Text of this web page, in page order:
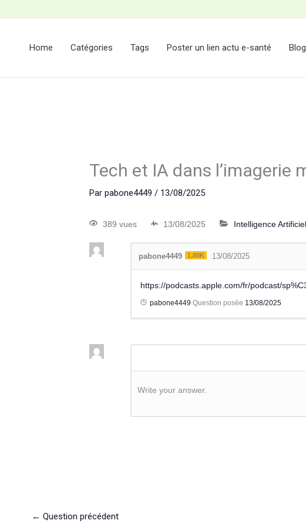
Home Catégories Tags Poster un lien actu e-santé Blog
Tech et IA dans l’imagerie
Parpabone4449/ 13/08/2025
389 vues 13/08/2025 Intelligence
pabone4449 1.80K 13/08/2025
https://podcasts.apple.com/fr/podcast/
pabone4449 Question posée 13/08/2025
Write your answer.
← Question précédent